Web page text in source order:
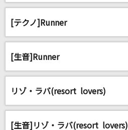
[テクノ]Runner
[生音]Runner
リゾ・ラバ(resort lovers)
[生音]リゾ・ラバ(resort lovers)